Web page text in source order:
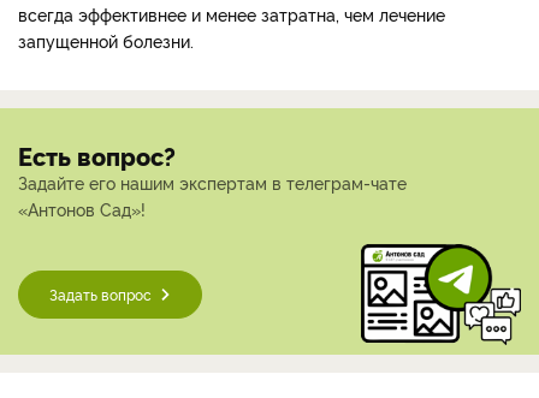
всегда эффективнее и менее затратна, чем лечение
запущенной болезни.
Есть вопрос?
Задайте его нашим экспертам в телеграм-чате
«Антонов Сад»!
Задать вопрос